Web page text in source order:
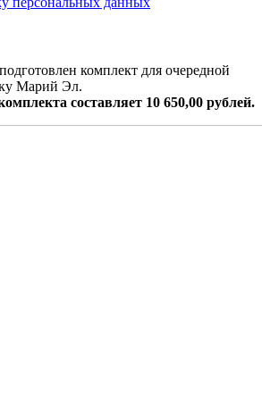
комплект для очередной
Марий Эл.
составляет 10 650,00 рублей.